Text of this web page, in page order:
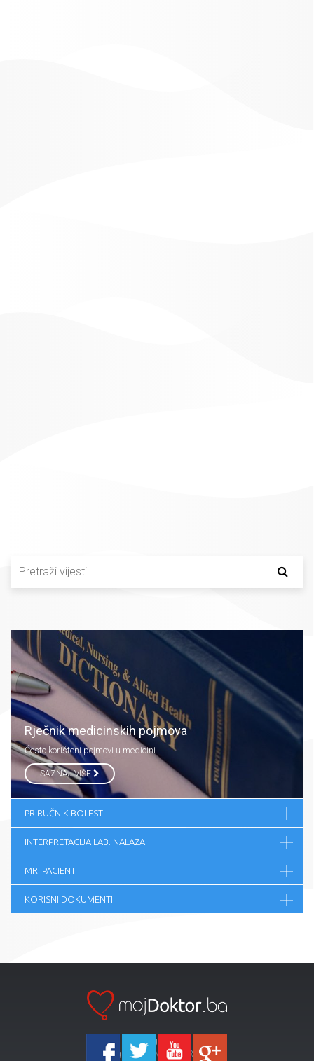
Rječnik medicinskih pojmova
Često korišteni pojmovi u medicini.
SAZNAJ VIŠE
PRIRUČNIK BOLESTI
INTERPRETACIJA LAB. NALAZA
MR. PACIENT
KORISNI DOKUMENTI
Ka-Agencija
Copyright 2026 All Right Reserved